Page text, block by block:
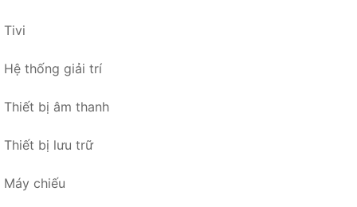
Tivi
Hệ thống giải trí
Thiết bị âm thanh
Thiết bị lưu trữ
Máy chiếu